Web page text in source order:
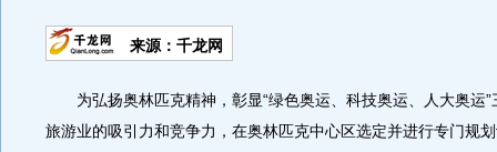
来源：千龙网
为弘扬奥林匹克精神，彰显“绿色奥运、科技奥运、人大奥运”
旅游业的吸引力和竞争力，在奥林匹克中心区选定并进行专门规